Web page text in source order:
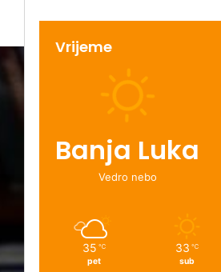
Vrijeme
Banja Luka
Vedro nebo
35 ℃
pet
33 ℃
sub